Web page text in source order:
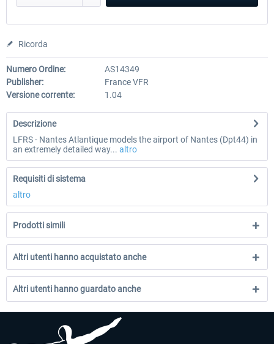
Ricorda
Numero Ordine:
AS14349
Publisher:
France VFR
Versione corrente:
1.04
Descrizione
LFRS - Nantes Atlantique models the airport of Nantes (Dpt44) in
an extremely detailed way... altro
Requisiti di sistema
altro
Prodotti simili
Altri utenti hanno acquistato anche
Altri utenti hanno guardato anche